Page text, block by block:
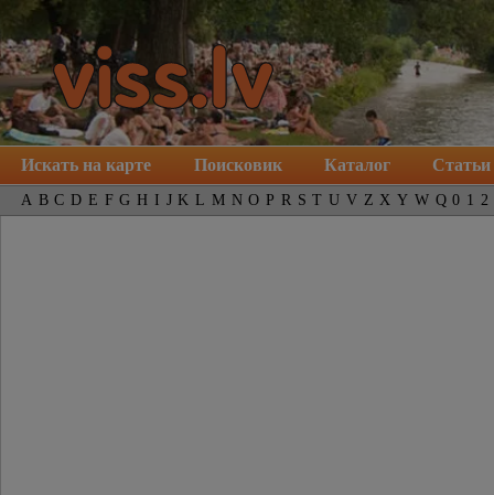
Искать на карте Поисковик Каталог Статьи
A B C D E F G H I J K L M N O P R S T U V Z X Y W Q 0 1 2